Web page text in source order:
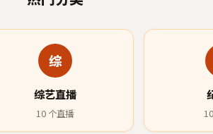
综
综艺直播
10 个直播 10